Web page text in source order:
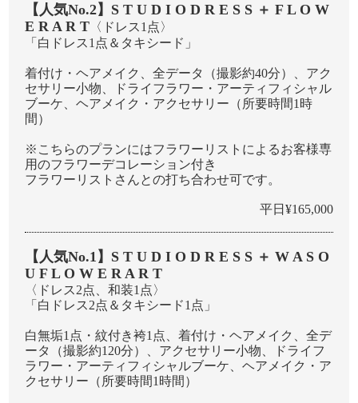
【人気No.2】S T U D I O D R E S S ＋ F L O W
E R A R T 〈ドレス1点〉
「⽩ドレス1点＆タキシード」
着付け・ヘアメイク、全データ（撮影約40分）、アク
セサリー⼩物、ドライフラワー・アーティフィシャル
ブーケ、ヘアメイク・アクセサリー（所要時間1時
間）
※こちらのプランにはフラワーリストによるお客様専
⽤のフラワーデコレーション付き
フラワーリストさんとの打ち合わせ可です。
平日¥165,000
【人気No.1】S T U D I O D R E S S ＋ W A S O
U F L O W E R A R T
〈ドレス2点、和装1点〉
「⽩ドレス2点＆タキシード1点」
白無垢1点・紋付き袴1点、着付け・ヘアメイク、全デ
ータ（撮影約120分）、アクセサリー⼩物、ドライフ
ラワー・アーティフィシャルブーケ、ヘアメイク・ア
クセサリー（所要時間1時間）